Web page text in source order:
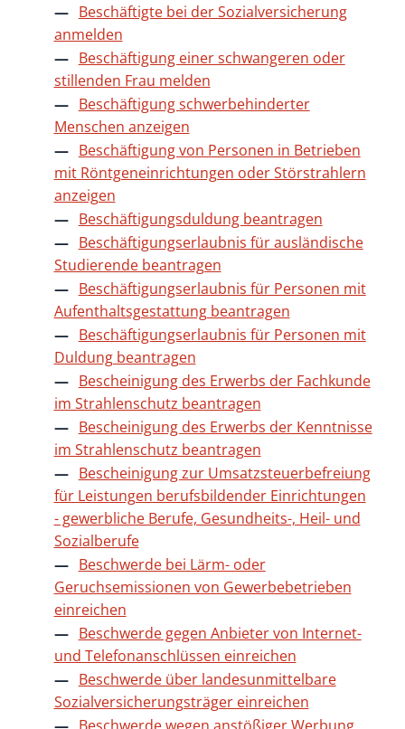
Beschäftigte bei der Sozialversicherung
anmelden
Beschäftigung einer schwangeren oder
stillenden Frau melden
Beschäftigung schwerbehinderter
Menschen anzeigen
Beschäftigung von Personen in Betrieben
mit Röntgeneinrichtungen oder Störstrahlern
anzeigen
Beschäftigungsduldung beantragen
Beschäftigungserlaubnis für ausländische
Studierende beantragen
Beschäftigungserlaubnis für Personen mit
Aufenthaltsgestattung beantragen
Beschäftigungserlaubnis für Personen mit
Duldung beantragen
Bescheinigung des Erwerbs der Fachkunde
im Strahlenschutz beantragen
Bescheinigung des Erwerbs der Kenntnisse
im Strahlenschutz beantragen
Bescheinigung zur Umsatzsteuerbefreiung
für Leistungen berufsbildender Einrichtungen
- gewerbliche Berufe, Gesundheits-, Heil- und
Sozialberufe
Beschwerde bei Lärm- oder
Geruchsemissionen von Gewerbebetrieben
einreichen
Beschwerde gegen Anbieter von Internet-
und Telefonanschlüssen einreichen
Beschwerde über landesunmittelbare
Sozialversicherungsträger einreichen